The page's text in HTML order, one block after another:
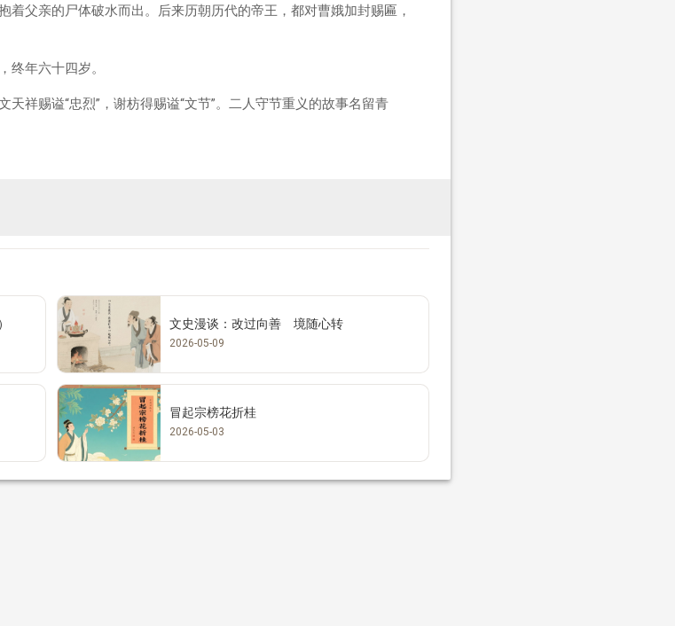
父亲的尸体破水而出。后来历朝历代的帝王，都对曹娥加封赐匾，
终年六十四岁。
祥赐谥“忠烈”，谢枋得赐谥“文节”。二人守节重义的故事名留青
文史漫谈：改过向善 境随心转
2026-05-09
冒起宗榜花折桂
2026-05-03